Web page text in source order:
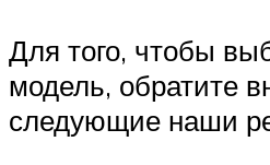
Для того, чтобы
модель, обратите
следующие наши